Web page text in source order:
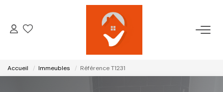
ACCUEIL
NOTRE AGENCE
Accueil Immeubles Référence T1231